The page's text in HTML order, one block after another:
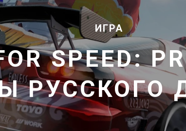
Видеорекламы
ИГРА
SPEED:
—
РУССКОГО